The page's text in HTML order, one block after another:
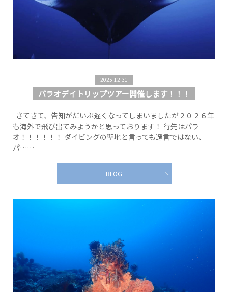
2025.12.31
パラオデイトリップツアー開催します！！！
さてさて、告知がだいぶ遅くなってしまいましたが２０２６年
も海外で飛び出てみようかと思っております！ 行先はパラ
オ！！！！！！ ダイビングの聖地と言っても過言ではない、
パ……
BLOG